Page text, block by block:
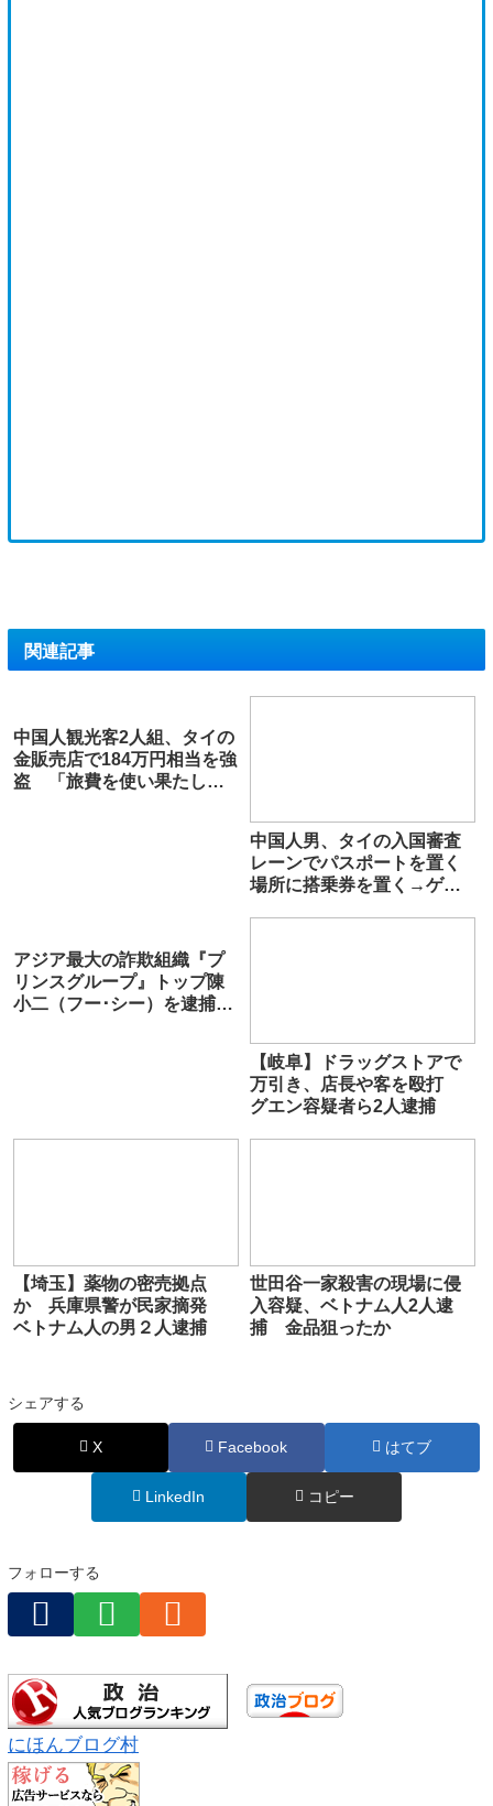
関連記事
中国人観光客2人組、タイの
金販売店で184万円相当を強
盗 「旅費を使い果たした
中国人男、タイの入国審査
レーンでパスポートを置く
場所に搭乗券を置く→ゲー
アジア最大の詐欺組織『プ
リンスグループ』トップ陳
小二（フー･シー）を逮捕
【岐阜】ドラッグストアで
万引き、店長や客を殴打
グエン容疑者ら2人逮捕
【埼玉】薬物の密売拠点
か 兵庫県警が民家摘発
ベトナム人の男２人逮捕
世田谷一家殺害の現場に侵
入容疑、ベトナム人2人逮
捕 金品狙ったか
シェアする
X Facebook はてブ
LinkedIn コピー
フォローする
にほんブログ村